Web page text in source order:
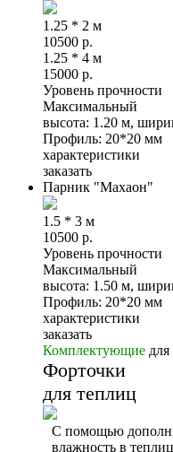
1.25 * 2 м
10500 р.
1.25 * 4 м
15000 р.
Уровень прочности
Максимальный
высота: 1.20 м,
Профиль: 20*20 мм
характеристики
заказать
Парник "Махаон"
1.5 * 3 м
10500 р.
Уровень прочности
Максимальный
высота: 1.50 м,
Профиль: 20*20 мм
характеристики
заказать
Комплектующие
Форточки
для теплиц
С помощью
влажность в